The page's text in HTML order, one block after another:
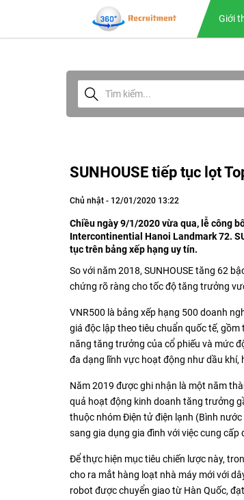
Giới
SUNHOUSE tiếp tục lọt
Chủ nhật - 12/01/2020 13:22
Chiều ngày 9/1/2020 vừa qua, lễ công
Intercontinential Hanoi Landmark 72.
tục trên bảng xếp hạng uy tín.
So với năm 2018, SUNHOUSE tăng 62
chứng rõ ràng cho tốc độ tăng trưởng
VNR500 là bảng xếp hạng 500 doanh
giá độc lập theo tiêu chuẩn quốc tế,
năng tăng trưởng của cổ phiếu và mức
đa dạng lĩnh vực hoạt động như dầu
Năm 2019 được ghi nhận là một năm
quả hoạt động kinh doanh tăng trưởng
thuộc nhóm Điện tử điện lạnh (Bình
sang gia dụng gia đình với việc cung
Để thực hiện mục tiêu chiến lược này,
cho ra mắt hàng loạt nhà máy mới với
robot được chuyển giao từ Hàn Quốc,